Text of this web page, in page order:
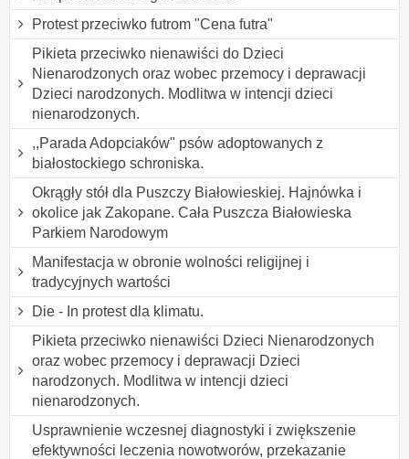
Protest przeciwko futrom "Cena futra"
Pikieta przeciwko nienawiści do Dzieci
Nienarodzonych oraz wobec przemocy i deprawacji
Dzieci narodzonych. Modlitwa w intencji dzieci
nienarodzonych.
,,Parada Adopciaków" psów adoptowanych z
białostockiego schroniska.
Okrągły stół dla Puszczy Białowieskiej. Hajnówka i
okolice jak Zakopane. Cała Puszcza Białowieska
Parkiem Narodowym
Manifestacja w obronie wolności religijnej i
tradycyjnych wartości
Die - In protest dla klimatu.
Pikieta przeciwko nienawiści Dzieci Nienarodzonych
oraz wobec przemocy i deprawacji Dzieci
narodzonych. Modlitwa w intencji dzieci
nienarodzonych.
Usprawnienie wczesnej diagnostyki i zwiększenie
efektywności leczenia nowotworów, przekazanie